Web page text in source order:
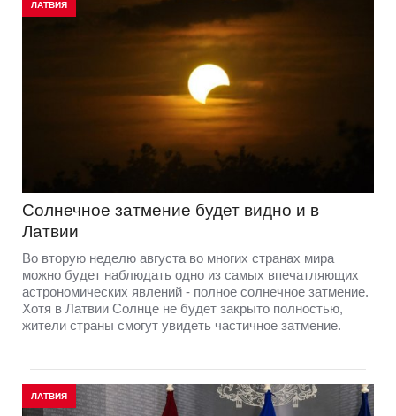
ЛАТВИЯ
Солнечное затмение будет видно и в
Латвии
Во вторую неделю августа во многих странах мира
можно будет наблюдать одно из самых впечатляющих
астрономических явлений - полное солнечное затмение.
Хотя в Латвии Солнце не будет закрыто полностью,
жители страны смогут увидеть частичное затмение.
ЛАТВИЯ